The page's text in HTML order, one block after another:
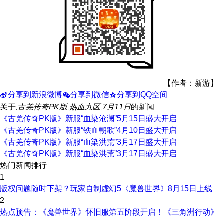
【作者：新游】
t分享到新浪微博w分享到微信z分享到QQ空间
关于,古羌传奇PK版,热血九区,7月11日的新闻
《古羌传奇PK版》新服“血染沧澜”5月15日盛大开启
《古羌传奇PK版》新服“铁血朝歌”4月10日盛大开启
《古羌传奇PK版》新服“血染洪荒”3月17日盛大开启
《古羌传奇PK版》新服“血染洪荒”3月17日盛大开启
热门新闻排行
1
版权问题随时下架？玩家自制虚幻5《魔兽世界》8月15日上线
2
热点预告：《魔兽世界》怀旧服第五阶段开启！《三角洲行动》